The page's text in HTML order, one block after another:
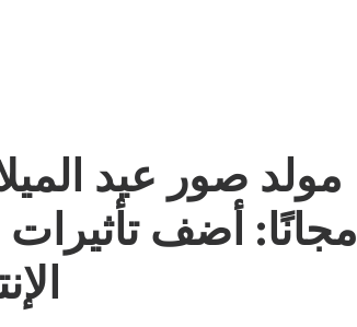
مولد صور عيد
مجانًا: أضف تأثيرات